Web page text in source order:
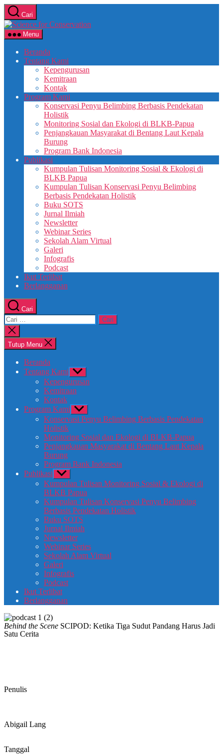
Cari
Menu
Beranda
Tentang Kami
Kepengurusan
Kemitraan
Kontak
Program Kami
Konservasi Penyu Belimbing Berbasis Pendekatan
Holistik
Monitoring Sosial dan Ekologi di BLKB-Papua
Penjangkauan Masyarakat di Bentang Laut Kepala
Burung
Program Bank Indonesia
Publikasi
Kumpulan Tulisan Monitoring Sosial & Ekologi di
BLKB Papua
Kumpulan Tulisan Konservasi Penyu Belimbing
Berbasis Pendekatan Holistik
Buku SOTS
Jurnal Ilmiah
Newsletter
Webinar Series
Sekolah Alam Virtual
Galeri
Infografis
Podcast
Ikut Terlibat
Berlangganan
Cari
Tutup Menu
Beranda
Tentang Kami
Kepengurusan
Kemitraan
Kontak
Program Kami
Konservasi Penyu Belimbing Berbasis Pendekatan
Holistik
Monitoring Sosial dan Ekologi di BLKB-Papua
Penjangkauan Masyarakat di Bentang Laut Kepala
Burung
Program Bank Indonesia
Publikasi
Kumpulan Tulisan Monitoring Sosial & Ekologi di
BLKB Papua
Kumpulan Tulisan Konservasi Penyu Belimbing
Berbasis Pendekatan Holistik
Buku SOTS
Jurnal Ilmiah
Newsletter
Webinar Series
Sekolah Alam Virtual
Galeri
Infografis
Podcast
Ikut Terlibat
Berlangganan
Behind the Scene SCIPOD: Ketika Tiga Sudut Pandang Harus Jadi
Satu Cerita
Penulis
Abigail Lang
Tanggal